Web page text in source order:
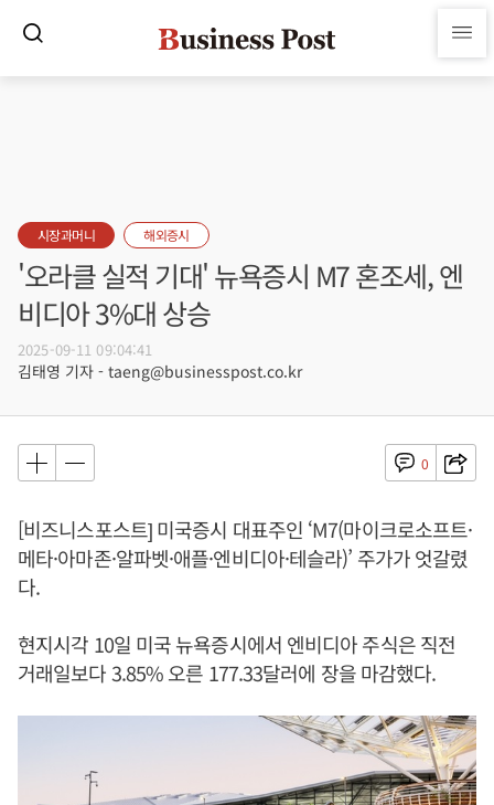
시장과머니 해외증시
'오라클 실적 기대' 뉴욕증시 M7 혼조세, 엔
비디아 3%대 상승
2025-09-11 09:04:41
김태영 기자 - taeng@businesspost.co.kr
0
[비즈니스포스트] 미국증시 대표주인 ‘M7(마이크로소프트·
메타·아마존·알파벳·애플·엔비디아·테슬라)’ 주가가 엇갈렸
다.
현지시각 10일 미국 뉴욕증시에서 엔비디아 주식은 직전
거래일보다 3.85% 오른 177.33달러에 장을 마감했다.